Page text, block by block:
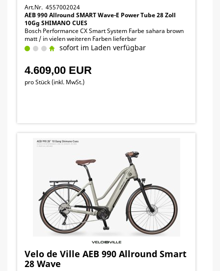
Art.Nr. 4557002024
AEB 990 Allround SMART Wave-E Power Tube 28 Zoll
10Gg SHIMANO CUES
Bosch Performance CX Smart System Farbe sahara brown
matt / in vielen weiteren Farben lieferbar
sofort im Laden verfügbar
4.609,00 EUR
pro Stück (inkl. MwSt.)
Velo de Ville AEB 990 Allround Smart
28 Wave